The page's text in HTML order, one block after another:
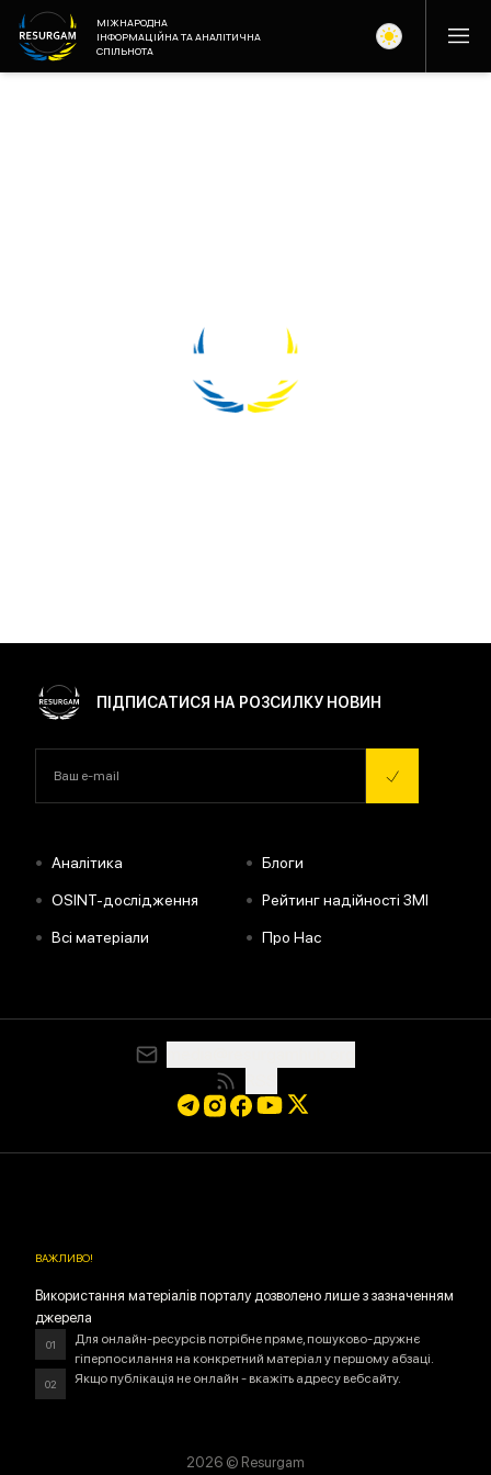
МІЖНАРОДНА
ІНФОРМАЦІЙНА ТА АНАЛІТИЧНА
СПІЛЬНОТА
ПІДПИСАТИСЯ НА РОЗСИЛКУ НОВИН
• Аналітика • Блоги
• OSINT-дослідження • Рейтинг надійності ЗМІ
• Всі матеріали • Про Нас
ВАЖЛИВО!
Використання матеріалів порталу дозволено лише з зазначенням
джерела
01
Для онлайн-ресурсів потрібне пряме, пошуково-дружнє
гіперпосилання на конкретний матеріал у першому абзаці.
02 Якщо публікація не онлайн - вкажіть адресу вебсайту.
2026 © Resurgam